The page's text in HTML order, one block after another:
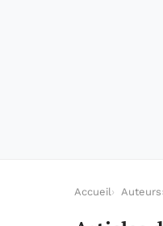
Accueil Auteurs